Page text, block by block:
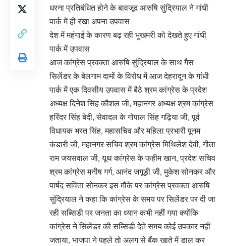
धरना प्रतिबंधित होने के बावजूद आरुषि सुंद्रियाल ने गांधी
पार्क में ही रखा अपना उपवास
देश में महंगाई के कारण बढ़ रही भुखमरी को देखते हुए गांधी
पार्क में उपवास
आज कांग्रेस प्रवक्ता आरुषि सुंद्रियाल के साथ गैस
सिलेंडर के बेलगाम दामों के विरोध में आज देहरादून के गांधी
पार्क में एक दिवसीय उपवास में बैठे श्रम कांग्रेस के प्रदेश
अध्यक्ष दिनेश सिंह कौशल जी, महानगर अध्यक्ष श्रम कांग्रेस
हरिंदर सिंह बेदी, सेवादल के गोपाल सिंह गढ़िया जी, पूर्व
विधायक भरत सिंह, महासचिव और महिला प्रभारी पूनम
कंडारी जी, महानगर सचिव श्रम कांग्रेस मिथिलेश देवी, गीता
राम जयसवाल जी, यूथ कांग्रेस के फहीम खान, प्रदेश सचिव
श्रम कांग्रेस मनीष गर्ग, आनंद जगूड़ी जी, मुकेश सोनकर और
पार्षद सविता सोनकर इस मौके पर कांग्रेस प्रवक्ता आरुषि
सुंद्रियाल ने कहा कि कांग्रेस के समय पर सिलेंडर पर दी जा
रही सब्सिडी पर जनता का ध्यान कभी नहीं गया क्योंकि
कांग्रेस ने सिलेंडर की सब्सिडी देते समय कोई उपकार नहीं
जताया, भाजपा ने पहले तो अलग से बैंक खाते में डाल कर